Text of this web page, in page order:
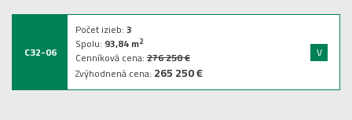
C32-06
Počet izieb:3
Spolu: 93,84m2
Cenníková cena:276 250 €
Zvýhodnená cena: 265 250 €
V